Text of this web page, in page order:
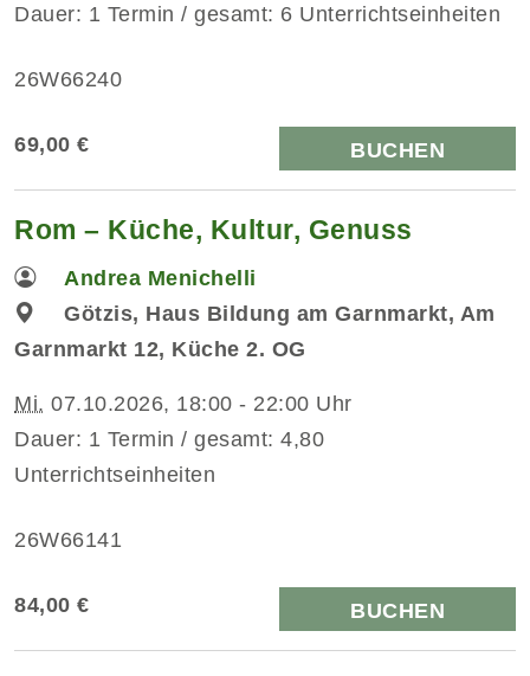
Dauer: 1 Termin / gesamt: 6 Unterrichtseinheiten
26W66240
69,00 € BUCHEN
Rom – Küche, Kultur, Genuss
Andrea Menichelli
Götzis, Haus Bildung am Garnmarkt, Am
Garnmarkt 12, Küche 2. OG
Mi. 07.10.2026, 18:00 - 22:00 Uhr
Dauer: 1 Termin / gesamt: 4,80
Unterrichtseinheiten
26W66141
84,00 € BUCHEN